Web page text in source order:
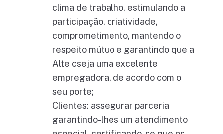
clima de trabalho, estimulando a
participação, criatividade,
comprometimento, mantendo o
respeito mútuo e garantindo que a
Alte cseja uma excelente
empregadora, de acordo com o
seu porte;
Clientes: assegurar parceria
garantindo-lhes um atendimento